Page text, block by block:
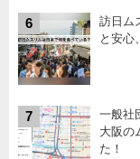
6
訪日ム
と安心
7
一般社
大阪の
た！